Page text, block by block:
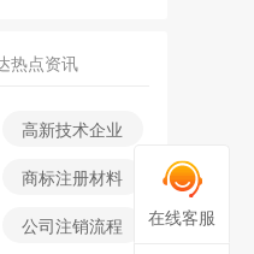
在线客服
热点资讯
高新技术企业
商标注册材料
公司注销流程